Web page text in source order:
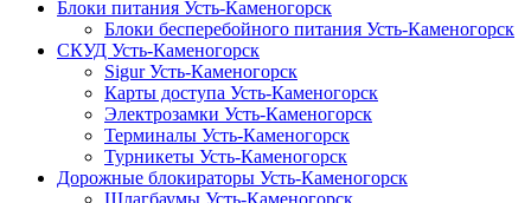
Блоки питания Усть-Каменогорск
Блоки бесперебойного питания Усть-Каменогорск
СКУД Усть-Каменогорск
Sigur Усть-Каменогорск
Карты доступа Усть-Каменогорск
Электрозамки Усть-Каменогорск
Терминалы Усть-Каменогорск
Турникеты Усть-Каменогорск
Дорожные блокираторы Усть-Каменогорск
Шлагбаумы Усть-Каменогорск